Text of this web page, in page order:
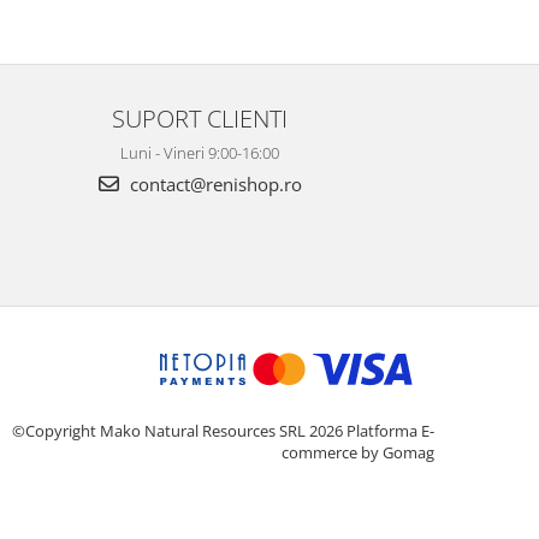
SUPORT CLIENTI
Luni - Vineri 9:00-16:00
contact@renishop.ro
©Copyright Mako Natural Resources SRL 2026 Platforma E-
commerce by Gomag